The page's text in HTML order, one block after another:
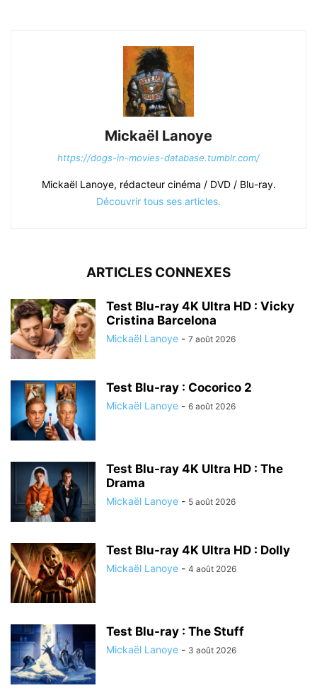
Mickaël Lanoye
https://dogs-in-movies-database.tumblr.com/
Mickaël Lanoye, rédacteur cinéma / DVD / Blu-ray.
Découvrir tous ses articles.
ARTICLES CONNEXES
Test Blu-ray 4K Ultra HD : Vicky
Cristina Barcelona
Mickaël Lanoye - 7 août 2026
Test Blu-ray : Cocorico 2
Mickaël Lanoye - 6 août 2026
Test Blu-ray 4K Ultra HD : The
Drama
Mickaël Lanoye - 5 août 2026
Test Blu-ray 4K Ultra HD : Dolly
Mickaël Lanoye - 4 août 2026
Test Blu-ray : The Stuff
Mickaël Lanoye - 3 août 2026